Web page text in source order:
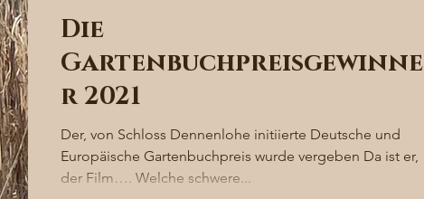
Die
Gartenbuchpreisgewinne
r 2021
Der, von Schloss Dennenlohe initiierte Deutsche und
Europäische Gartenbuchpreis wurde vergeben Da ist er,
der Film…. Welche schwere...